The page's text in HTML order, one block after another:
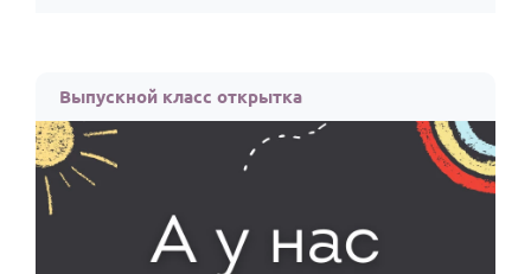
Выпускной класс открытка